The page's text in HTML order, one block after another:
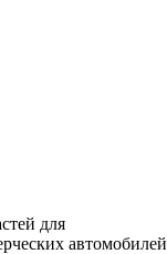
для
автомобилей